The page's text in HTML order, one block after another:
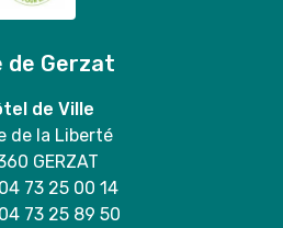
de Gerzat
de Ville
de la Liberté
GERZAT
73 25 00 14
73 25 89 50